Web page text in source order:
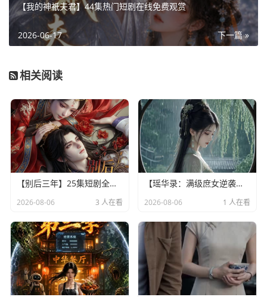
【我的神祇夫君】44集热门短剧在线免费观赏
下一篇 »
2026-06-17
相关阅读
【别后三年】25集短剧全集在线畅快看
2026-08-06 3 人在看
【瑶华录：满级庶女逆袭记】55集短剧全集免费畅看
2026-08-06 1 人在看